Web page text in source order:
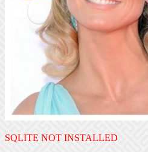
SQLITE NOT INSTALLED